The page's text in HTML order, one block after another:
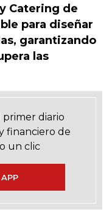
Catering de
para diseñar
garantizando
las
primer diario
financiero de
un clic